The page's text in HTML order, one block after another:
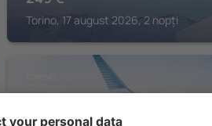
Torino, 17 august 2026, 2 nopți